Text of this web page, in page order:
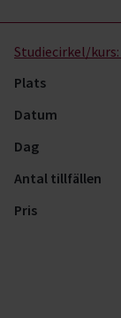
Studiecirkel/kurs:
Plats
Datum
Dag
Antal tillfällen
Pris